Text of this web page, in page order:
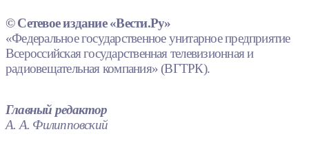
© Сетевое издание «Вести.Ру»
«Федеральное государственное унитарное предприятие
Всероссийская государственная телевизионная и
радиовещательная компания» (ВГТРК).
Главный редактор
А. А. Филипповский